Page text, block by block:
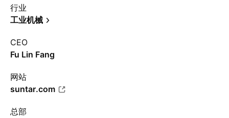
行业
工业机械
CEO
Fu Lin Fang
网站
suntar.com
总部